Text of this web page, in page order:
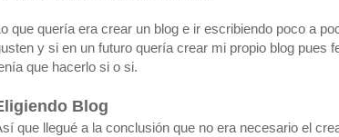
que quería era crear un blog e ir escribiendo poco a
y si en un futuro quería crear mi propio blog pues
que hacerlo si o si.
Blog
que llegué a la conclusión que no era necesario el